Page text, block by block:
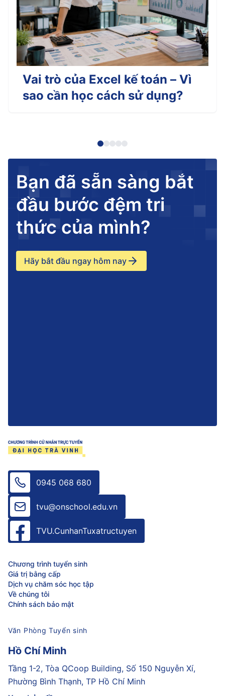
Vai trò của Excel kế toán – Vì
sao cần học cách sử dụng?
Bạn đã sẵn sàng bắt
đầu bước đệm tri
thức của mình?
Hãy bắt đầu ngay hôm nay
0945 068 680
tvu@onschool.edu.vn
TVU.CunhanTuxatructuyen
Chương trình tuyển sinh
Giá trị bằng cấp
Dịch vụ chăm sóc học tập
Về chúng tôi
Chính sách bảo mật
Văn Phòng Tuyển sinh
Hồ Chí Minh
Tầng 1-2, Tòa QCoop Building, Số 150 Nguyễn Xí,
Phường Bình Thạnh, TP Hồ Chí Minh